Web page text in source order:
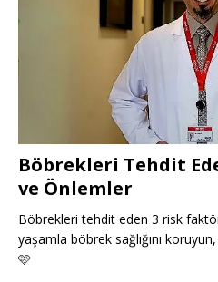
Böbrekleri Tehdit
ve Önlemler
Böbrekleri tehdit eden 3 risk
yaşamla böbrek sağlığını
🩷